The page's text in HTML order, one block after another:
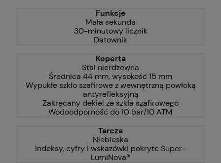
Funkcje
Mała sekunda
30-minutowy licznik
Datownik
Koperta
Stal nierdzewna
Średnica 44 mm, wysokość 15 mm
Wypukłe szkło szafirowe z wewnętrzną powłoką
antyrefleksyjną
Zakręcany dekiel ze szkła szafirowego
Wodoodporność do 10 bar/10 ATM
Tarcza
Niebieska
Indeksy, cyfry i wskazówki pokryte Super-
LumiNova®